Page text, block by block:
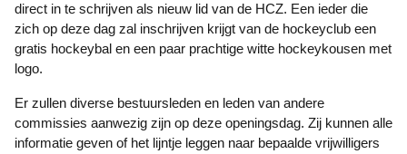
direct in te schrijven als nieuw lid van de HCZ. Een ieder die
zich op deze dag zal inschrijven krijgt van de hockeyclub een
gratis hockeybal en een paar prachtige witte hockeykousen met
logo.
Er zullen diverse bestuursleden en leden van andere
commissies aanwezig zijn op deze openingsdag. Zij kunnen alle
informatie geven of het lijntje leggen naar bepaalde vrijwilligers